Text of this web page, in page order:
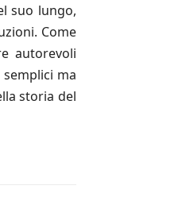
suo lungo,
Come
autorevoli
ma
storia del